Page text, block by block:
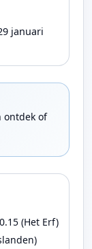
januari
ontdek of
(Het Erf)